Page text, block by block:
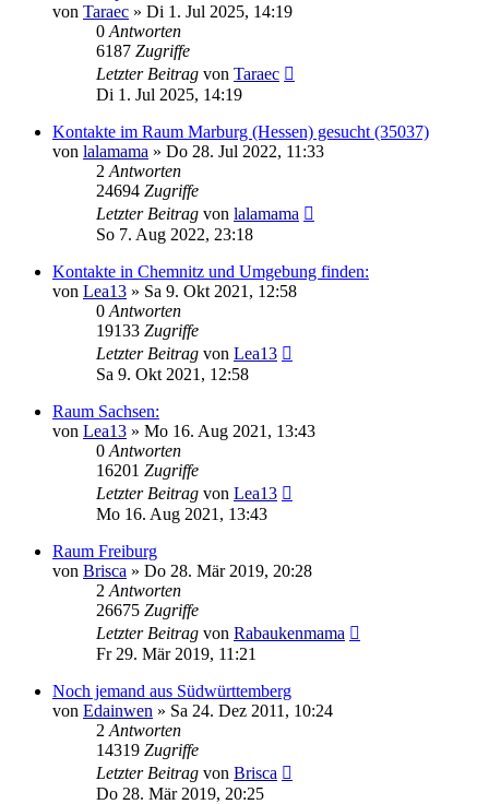
von Taraec » Di 1. Jul 2025, 14:19
0 Antworten
6187 Zugriffe
Letzter Beitrag von Taraec
Di 1. Jul 2025, 14:19
Kontakte im Raum Marburg (Hessen) gesucht (35037)
von lalamama » Do 28. Jul 2022, 11:33
2 Antworten
24694 Zugriffe
Letzter Beitrag von lalamama
So 7. Aug 2022, 23:18
Kontakte in Chemnitz und Umgebung finden:
von Lea13 » Sa 9. Okt 2021, 12:58
0 Antworten
19133 Zugriffe
Letzter Beitrag von Lea13
Sa 9. Okt 2021, 12:58
Raum Sachsen:
von Lea13 » Mo 16. Aug 2021, 13:43
0 Antworten
16201 Zugriffe
Letzter Beitrag von Lea13
Mo 16. Aug 2021, 13:43
Raum Freiburg
von Brisca » Do 28. Mär 2019, 20:28
2 Antworten
26675 Zugriffe
Letzter Beitrag von Rabaukenmama
Fr 29. Mär 2019, 11:21
Noch jemand aus Südwürttemberg
von Edainwen » Sa 24. Dez 2011, 10:24
2 Antworten
14319 Zugriffe
Letzter Beitrag von Brisca
Do 28. Mär 2019, 20:25